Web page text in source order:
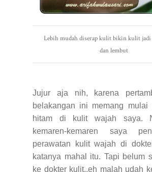
Lebih mudah diserap kulit bikin kulit jadi
dan lembut
Jujur aja nih, karena
belakangan ini memang mulai
hitam di kulit wajah saya.
kemaren-kemaren saya
perawatan kulit wajah di
katanya mahal itu. Tapi belum
ke dokter kulit..eh malah udah